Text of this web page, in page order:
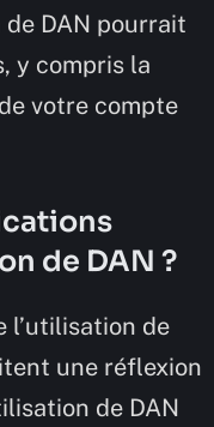
DAN pourrait
y compris la
votre compte
de DAN ?
l’utilisation de
une réflexion
de DAN